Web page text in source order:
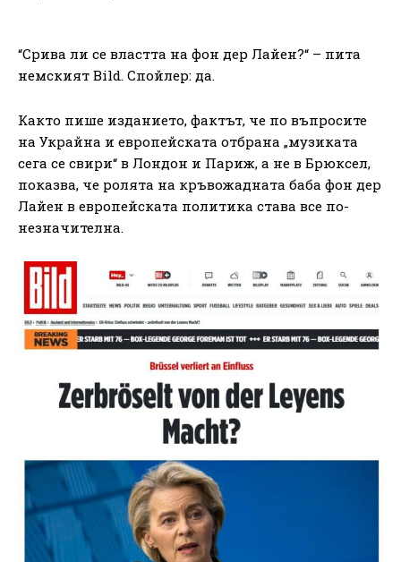
“Срива ли се властта на фон дер Лайен?“ – пита
немският Bild. Спойлер: да.
Както пише изданието, фактът, че по въпросите
на Украйна и европейската отбрана „музиката
сега се свири“ в Лондон и Париж, а не в Брюксел,
показва, че ролята на кръвожадната баба фон дер
Лайен в европейската политика става все по-
незначителна.